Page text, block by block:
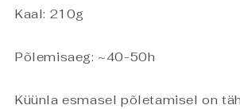
Kaal: 210g
Põlemisaeg: ~40-50h
Küünla esmasel põletamisel on